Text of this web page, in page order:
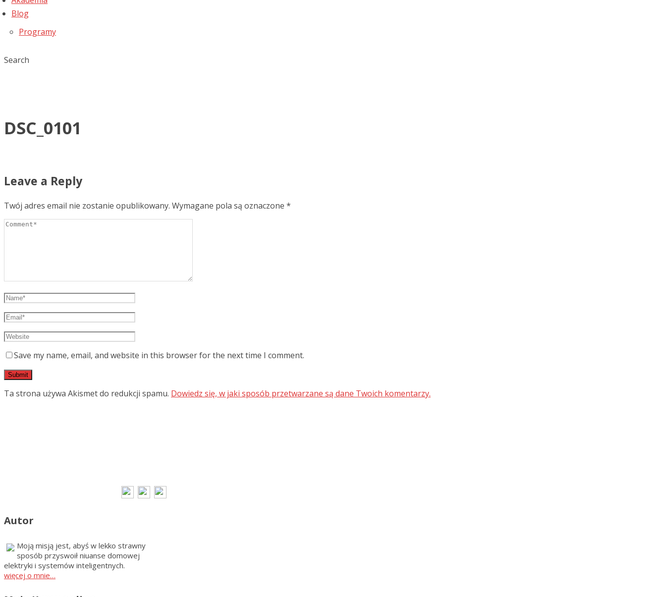
Blog
Programy
Search
DSC_0101
Leave a Reply
Twój adres email nie zostanie opublikowany. Wymagane pola są oznaczone *
Save my name, email, and website in this browser for the next time I comment.
Ta strona używa Akismet do redukcji spamu. Dowiedz się, w jaki sposób przetwarzane są dane Twoich komentarzy.
Autor
Moją misją jest, abyś w lekko strawny
sposób przyswoił niuanse domowej
elektryki i systemów inteligentnych.
więcej o mnie…